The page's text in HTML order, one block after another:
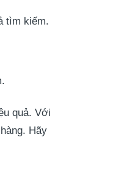
tìm kiếm.
quả. Với
Hãy